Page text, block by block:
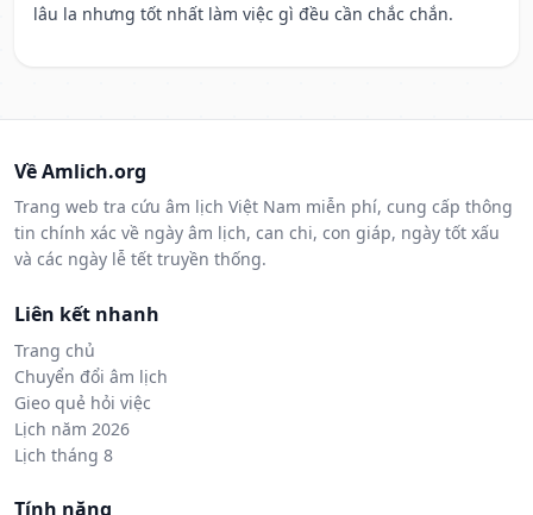
lâu la nhưng tốt nhất làm việc gì đều cần chắc chắn.
Về Amlich.org
Trang web tra cứu âm lịch Việt Nam miễn phí, cung cấp thông
tin chính xác về ngày âm lịch, can chi, con giáp, ngày tốt xấu
và các ngày lễ tết truyền thống.
Liên kết nhanh
Trang chủ
Chuyển đổi âm lịch
Gieo quẻ hỏi việc
Lịch năm 2026
Lịch tháng 8
Tính năng